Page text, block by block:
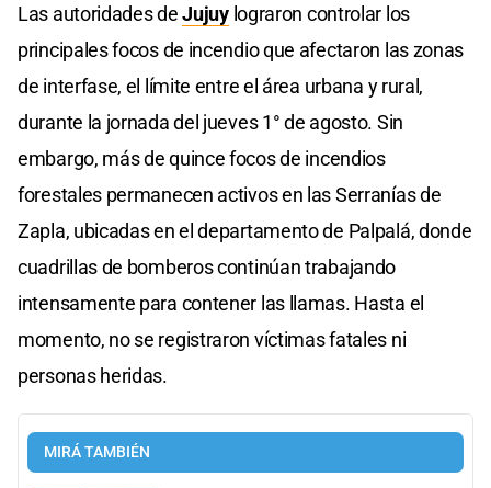
Las autoridades deJujuylograron controlar los
principales focos de incendio que afectaron las zonas
de interfase, el límite entre el área urbana y rural,
durante la jornada del jueves 1° de agosto. Sin
embargo, más de quince focos de incendios
forestales permanecen activos en las Serranías de
Zapla, ubicadas en el departamento de Palpalá, donde
cuadrillas de bomberos continúan trabajando
intensamente para contener las llamas. Hasta el
momento, no se registraron víctimas fatales ni
personas heridas.
MIRÁ TAMBIÉN